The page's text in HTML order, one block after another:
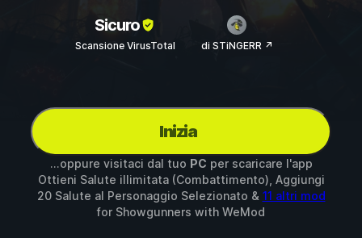
Sicuro
Scansione VirusTotal di STiNGERR ↗
Inizia
...oppure visitaci dal tuo PC per scaricare l'app
Ottieni Salute illimitata (Combattimento), Aggiungi
20 Salute al Personaggio Selezionato & 11 altri mod
for Showgunners with WeMod